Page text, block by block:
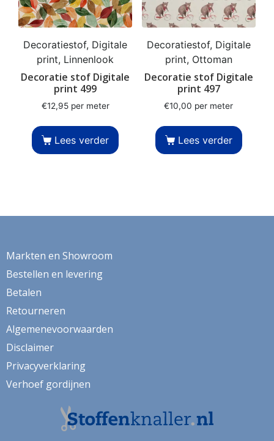
Decoratiestof, Digitale
print, Linnenlook
Decoratie stof Digitale
print 499
€12,95 per meter
Lees verder
Decoratiestof, Digitale
print, Ottoman
Decoratie stof Digitale
print 497
€10,00 per meter
Lees verder
Markten en Showroom
Bestellen en levering
Betalen
Retourneren
Algemenevoorwaarden
Disclaimer
Privacyverklaring
Verhoef gordijnen